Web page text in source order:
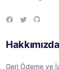
e
b
o
t
t
r
H
u
Hakkımızda
Geri Ödeme ve